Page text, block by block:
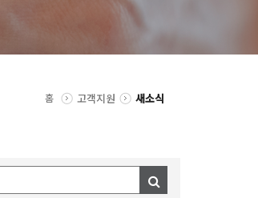
홈 고객지원 새소식